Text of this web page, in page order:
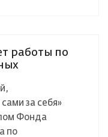
работы по
за себя»
Фонда
по